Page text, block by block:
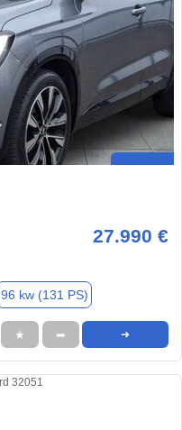
27.990 €
96 kw (131 PS)
★ ➦ ➜